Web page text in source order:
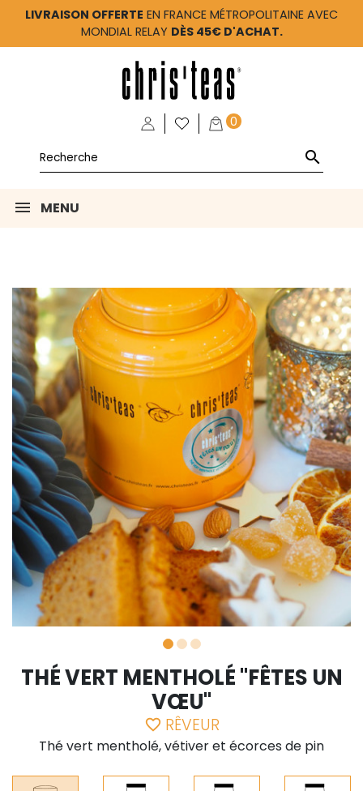
LIVRAISON OFFERTE EN FRANCE MÉTROPOLITAINE AVEC
MONDIAL RELAY DÈS 45€ D'ACHAT.
0

MENU
THÉ VERT MENTHOLÉ "FÊTES UN
VŒU"
favorite_border RÊVEUR
Thé vert mentholé, vétiver et écorces de pin